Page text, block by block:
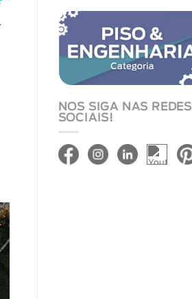
NOS SIGA NAS REDES
SOCIAIS!